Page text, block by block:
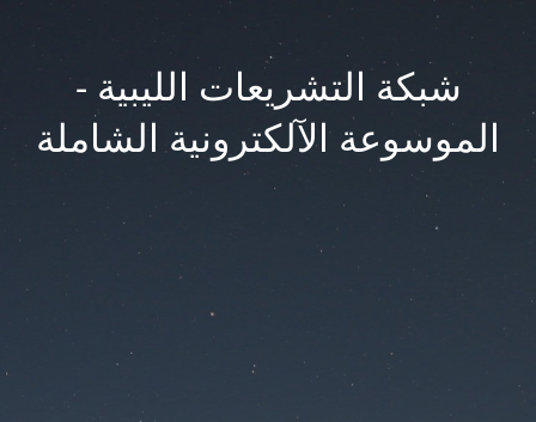
شبكة التشريعات الليبية -
الموسوعة الآلكترونية الشاملة